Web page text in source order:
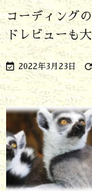
コーディング
ドレビューも
 2022年3月23日 